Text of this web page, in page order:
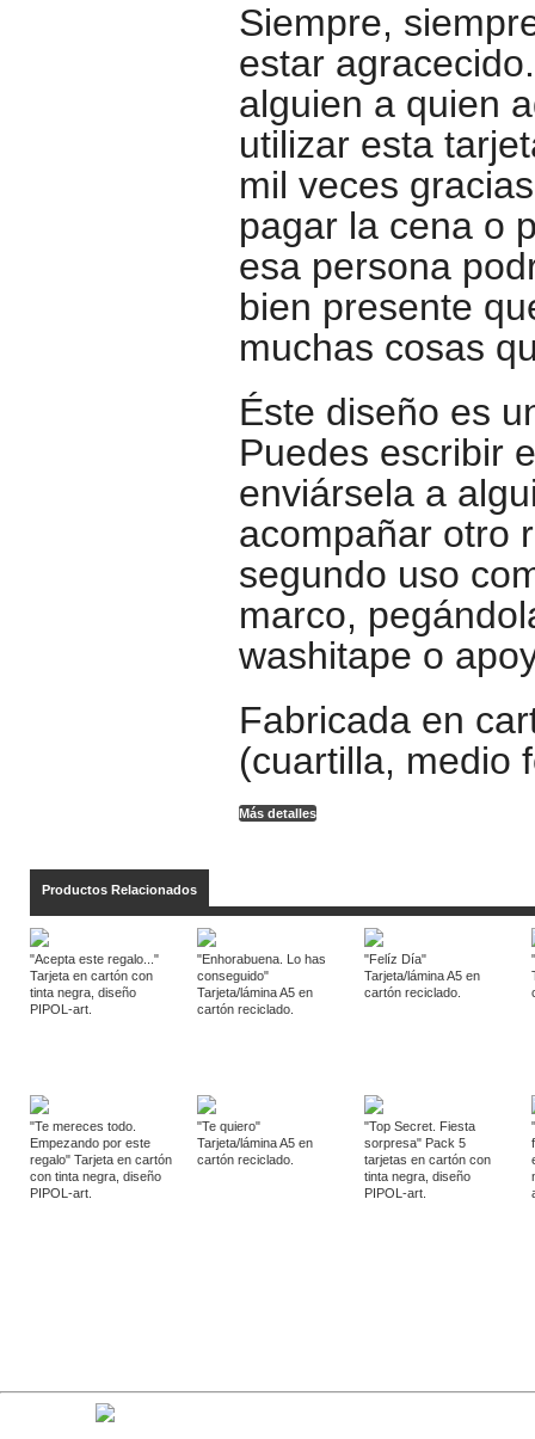
Siempre,
estar
alguien a quien
utilizar esta
mil veces
pagar la cena o
esa persona
bien presente
muchas cosas
Éste diseño es
Puedes escribir
enviársela a
acompañar otro
segundo uso
marco,
washitape o
Fabricada en
(cuartilla, medio
Más detalles
Productos Relacionados
"Acepta este regalo..."
Tarjeta en cartón con
tinta negra, diseño
PIPOL-art.
"Enhorabuena. Lo has
conseguido"
Tarjeta/lámina A5 en
cartón reciclado.
"Felíz Día"
Tarjeta/lámina A5 en
cartón reciclado.
"Te mereces todo.
Empezando por este
regalo" Tarjeta en cartón
con tinta negra, diseño
PIPOL-art.
"Te quiero"
Tarjeta/lámina A5 en
cartón reciclado.
"Top Secret. Fiesta
sorpresa" Pack 5
tarjetas en cartón con
tinta negra, diseño
PIPOL-art.